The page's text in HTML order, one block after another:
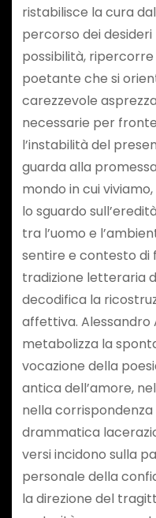
ristabilisce la cura
percorso dei
possibilità, ripercorre
poetante che si
carezzevole
necessarie per
l’instabilità del
guarda alla
mondo in cui
lo sguardo
tra l’uomo e
sentire e contesto di
tradizione letteraria
decodifica la
affettiva. Alessandro
metabolizza la
vocazione della
antica dell’amore,
nella
drammatica
versi incidono sulla
personale della
la direzione del